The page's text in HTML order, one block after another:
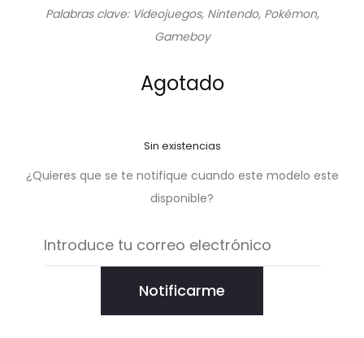
Palabras clave: Videojuegos, Nintendo, Pokémon,
Gameboy
Agotado
Sin existencias
¿Quieres que se te notifique cuando este modelo este
disponible?
Notificarme